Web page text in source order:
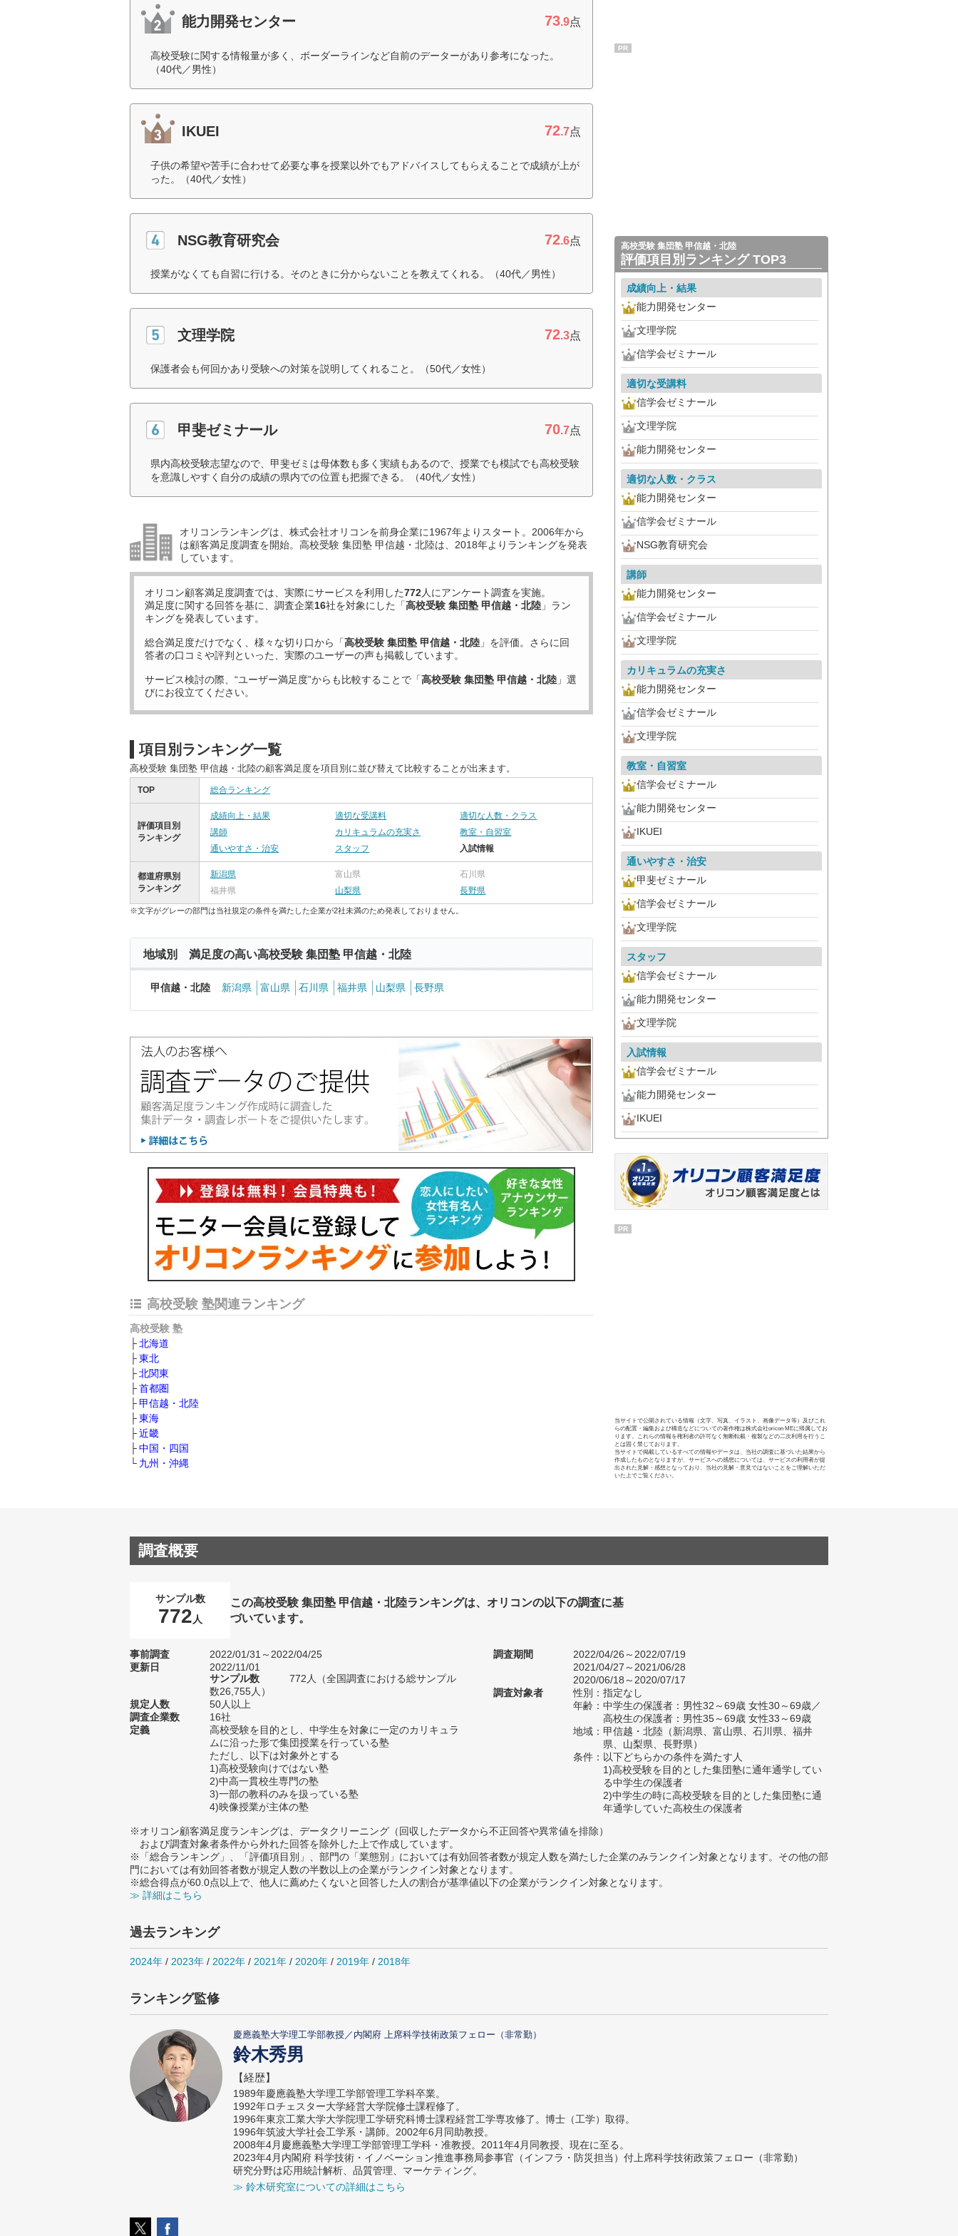
能力開発センター 73.9点
高校受験に関する情報量が多く、ボーダーラインなど自前のデーターがあり参考になった。
（40代／男性）
IKUEI 72.7点
子供の希望や苦手に合わせて必要な事を授業以外でもアドバイスしてもらえることで成績が上が
った。（40代／女性）
NSG教育研究会 72.6点
授業がなくても自習に行ける。そのときに分からないことを教えてくれる。（40代／男性）
文理学院 72.3点
保護者会も何回かあり受験への対策を説明してくれること。（50代／女性）
甲斐ゼミナール 70.7点
県内高校受験志望なので、甲斐ゼミは母体数も多く実績もあるので、授業でも模試でも高校受験
を意識しやすく自分の成績の県内での位置も把握できる。（40代／女性）
オリコンランキングは、株式会社オリコンを前身企業に1967年よりスタート。2006年から
は顧客満足度調査を開始。高校受験 集団塾 甲信越・北陸は、2018年よりランキングを発表
しています。
オリコン顧客満足度調査では、実際にサービスを利用した772人にアンケート調査を実施。
満足度に関する回答を基に、調査企業16社を対象にした「高校受験 集団塾 甲信越・北陸 」ラン
キングを発表しています。
総合満足度だけでなく、様々な切り口から「高校受験 集団塾 甲信越・北陸 」を評価。さらに回
答者の口コミや評判といった、実際のユーザーの声も掲載しています。
サービス検討の際、“ユーザー満足度”からも比較することで「高校受験 集団塾 甲信越・北陸 」選
びにお役立てください。
項目別ランキング一覧
高校受験 集団塾 甲信越・北陸の顧客満足度を項目別に並び替えて比較することが出来ます。
TOP 総合ランキング
評価項目別
ランキング
成績向上・結果 適切な受講料
適切な人数・クラス
講師
カリキュラムの充実さ
教室・自習室
通いやすさ・治安
スタッフ 入試情報
都道府県別
ランキング
新潟県 富山県
石川県
福井県
山梨県 長野県
※文字がグレーの部門は当社規定の条件を満たした企業が2社未満のため発表しておりません。
地域別 満足度の高い高校受験 集団塾 甲信越・北陸
甲信越・北陸 新潟県 富山県 石川県 福井県 山梨県 長野県
高校受験 塾関連ランキング
高校受験 塾
北海道
東北
北関東
首都圏
甲信越・北陸
東海
近畿
中国・四国
九州・沖縄
PR
高校受験 集団塾 甲信越・北陸
評価項目別ランキング TOP3
成績向上・結果
能力開発センター
文理学院
信学会ゼミナール
適切な受講料
信学会ゼミナール
文理学院
能力開発センター
適切な人数・クラス
能力開発センター
信学会ゼミナール
NSG教育研究会
講師
能力開発センター
信学会ゼミナール
文理学院
カリキュラムの充実さ
能力開発センター
信学会ゼミナール
文理学院
教室・自習室
信学会ゼミナール
能力開発センター
IKUEI
通いやすさ・治安
甲斐ゼミナール
信学会ゼミナール
文理学院
スタッフ
信学会ゼミナール
能力開発センター
文理学院
入試情報
信学会ゼミナール
能力開発センター
IKUEI
PR
当サイトで公開されている情報（文字、写真、イラスト、画像データ等）及びこれ
らの配置・編集および構造などについての著作権は株式会社oricon MEに帰属してお
ります。これらの情報を権利者の許可なく無断転載・複製などの二次利用を行うこ
とは固く禁じております。
当サイトで掲載しているすべての情報やデータは、当社の調査に基づいた結果から
作成したものとなりますが、サービスへの感想については、サービスの利用者が提
出された見解・感想となっており、当社の見解・意見ではないことをご理解いただ
いた上でご覧ください。
調査概要
サンプル数
772 人
この高校受験 集団塾 甲信越・北陸ランキングは、オリコンの以下の調査に基
づいています。
事前調査
2022/01/31～2022/04/25
更新日
2022/11/01
サンプル数
772人（全国調査における総サンプル
数26,755人）
規定人数
50人以上
調査企業数
16社
定義
高校受験を目的とし、中学生を対象に一定のカリキュラ
ムに沿った形で集団授業を行っている塾
ただし、以下は対象外とする
1)高校受験向けではない塾
2)中高一貫校生専門の塾
3)一部の教科のみを扱っている塾
4)映像授業が主体の塾
調査期間
2022/04/26～2022/07/19
2021/04/27～2021/06/28
2020/06/18～2020/07/17
調査対象者
性別：指定なし
年齢：中学生の保護者：男性32～69歳 女性30～69歳／
高校生の保護者：男性35～69歳 女性33～69歳
地域：甲信越・北陸（新潟県、富山県、石川県、福井
県、山梨県、長野県）
条件：以下どちらかの条件を満たす人
1)高校受験を目的とした集団塾に通年通学してい
る中学生の保護者
2)中学生の時に高校受験を目的とした集団塾に通
年通学していた高校生の保護者
※オリコン顧客満足度ランキングは、データクリーニング（回収したデータから不正回答や異常値を排除）
および調査対象者条件から外れた回答を除外した上で作成しています。
※「総合ランキング」、「評価項目別」、部門の「業態別」においては有効回答者数が規定人数を満たした企業のみランクイン対象となります。その他の部
門においては有効回答者数が規定人数の半数以上の企業がランクイン対象となります。
※総合得点が60.0点以上で、他人に薦めたくないと回答した人の割合が基準値以下の企業がランクイン対象となります。
≫ 詳細はこちら
過去ランキング
2024年 / 2023年 / 2022年 / 2021年 / 2020年 / 2019年 / 2018年
ランキング監修
慶應義塾大学理工学部教授／内閣府 上席科学技術政策フェロー（非常勤）
鈴木秀男
【経歴】
1989年慶應義塾大学理工学部管理工学科卒業。
1992年ロチェスター大学経営大学院修士課程修了。
1996年東京工業大学大学院理工学研究科博士課程経営工学専攻修了。博士（工学）取得。
1996年筑波大学社会工学系・講師。2002年6月同助教授。
2008年4月慶應義塾大学理工学部管理工学科・准教授。2011年4月同教授、現在に至る。
2023年4月内閣府 科学技術・イノベーション推進事務局参事官（インフラ・防災担当）付上席科学技術政策フェロー（非常勤）
研究分野は応用統計解析、品質管理、マーケティング。
≫ 鈴木研究室についての詳細はこちら